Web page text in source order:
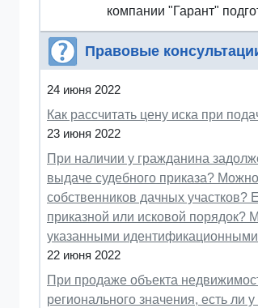
компании "Гарант"
Правовые
24 июня 2022
Как рассчитать цену иска при
23 июня 2022
При наличии у гражданина
выдаче судебного приказа?
собственников дачных
приказной или исковой порядок?
указанными
22 июня 2022
При продаже объекта
регионального значения, есть ли